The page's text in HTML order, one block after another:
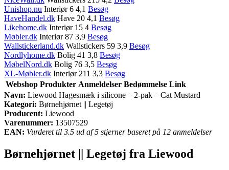
Unishop.nu Interiør 6 4,1 Besøg
HaveHandel.dk Have 20 4,1 Besøg
Likehome.dk Interiør 15 4 Besøg
Møbler.dk Interiør 87 3,9 Besøg
Wallstickerland.dk Wallstickers 59 3,9 Besøg
Nordlyhome.dk Bolig 41 3,8 Besøg
MøbelNord.dk Bolig 76 3,5 Besøg
XL-Møbler.dk Interiør 211 3,3 Besøg
Webshop Produkter Anmeldelser Bedømmelse Link
Navn: Liewood Hagesmæk i silicone – 2-pak – Cat Mustard
Kategori: Børnehjørnet || Legetøj
Producent: Liewood
Varenummer: 13507529
EAN: Vurderet til 3.5 ud af 5 stjerner baseret på 12 anmeldelser
Børnehjørnet || Legetøj fra Liewood